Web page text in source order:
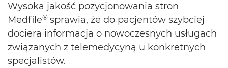
Wysoka jakość pozycjonowania stron
Medfile® sprawia, że do pacjentów szybciej
dociera informacja o nowoczesnych usługach
związanych z telemedycyną u konkretnych
specjalistów.